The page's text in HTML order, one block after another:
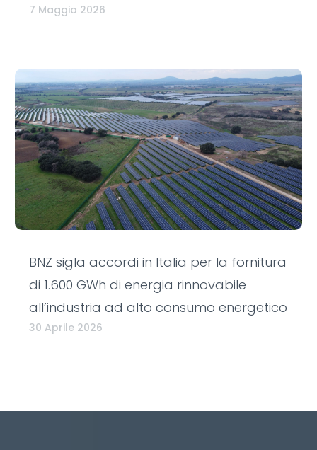
7 Maggio 2026
BNZ sigla accordi in Italia per la fornitura
di 1.600 GWh di energia rinnovabile
all’industria ad alto consumo energetico
30 Aprile 2026